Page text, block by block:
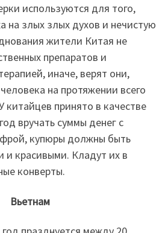
используются для того,
на злых злых духов и нечистую
жители Китая не
препаратов и
иначе, верят они,
на протяжении всего
китайцев принято в качестве
вручать суммы денег с
купюры должны быть
и красивыми. Кладут их в
конверты.
Вьетнам